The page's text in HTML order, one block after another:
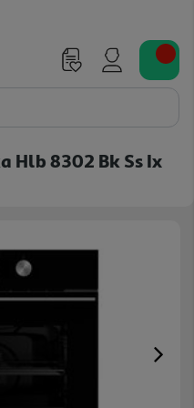
Hlb 8302 Bk Ss Ix